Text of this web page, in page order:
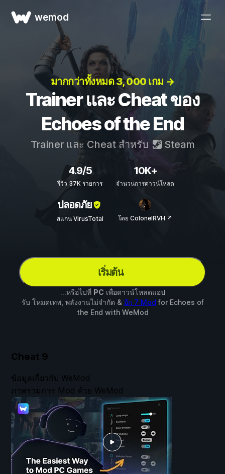
wemod
มากกว่าทั้งหมด 3, 000 เกม →
Trainer และ Cheat ของ
Echoes of the End
Trainer และ Cheat สำหรับ Steam
4.9/5
รีวิว 37K รายการ
10K+
จำนวนการดาวน์โหลด
ปลอดภัย
สแกน VirusTotal โดย ColonelRVH ↗
เริ่มต้น
...หรือไปที่ PC เพื่อดาวน์โหลดแอป
รับ โหมดเทพ, พลังงานไม่จำกัด & อีก 7 Mod for Echoes of
the End with WeMod
Cheat 9
ข้อมูลเกี่ยวกับ WeMod
ภาพรวมการ Mod ด้วย WeMod